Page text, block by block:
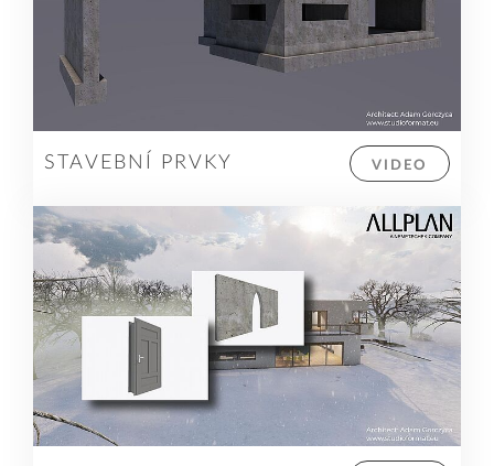
VIDEO
STAVEBNÍ PRVKY